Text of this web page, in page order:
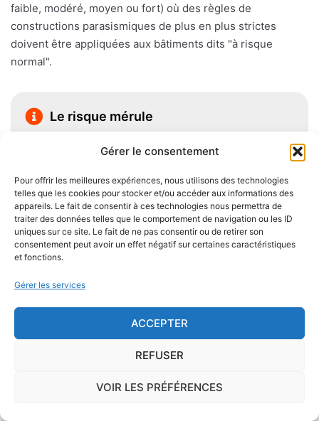
Gérer le consentement
Pour offrir les meilleures expériences, nous utilisons des technologies
telles que les cookies pour stocker et/ou accéder aux informations des
appareils. Le fait de consentir à ces technologies nous permettra de
traiter des données telles que le comportement de navigation ou les ID
uniques sur ce site. Le fait de ne pas consentir ou de retirer son
consentement peut avoir un effet négatif sur certaines caractéristiques
et fonctions.
Gérer les services
ACCEPTER
REFUSER
VOIR LES PRÉFÉRENCES
faible, modéré, moyen ou fort) où des règles de
constructions parasismiques de plus en plus strictes
doivent être appliquées aux bâtiments dits "à risque
normal".
Le risque mérule
Le diagnostic concernant la mérule, champignon
lignivore n'est pas obligatoire pour la vente d'un bien
immobilier hormis dans 20 communes du Finistère
.Cependant, il est préférable d'être particulièrement
vigilant car des chantiers de champignons lignivores
existent dans de nombreuses communes partout en
France, en particulier dans le Finistère ou à Paris.
Pour éviter l'apparition et la prolifération de mérule
dans un logement contenant du bois, des règles sont
à respecter lors de la construction de celui-ci.
Utiliser des bois secs, éviter autant que possible le
contact direct entre le bois et le sol
prévoir des aérations en sous-sol limitent les risques